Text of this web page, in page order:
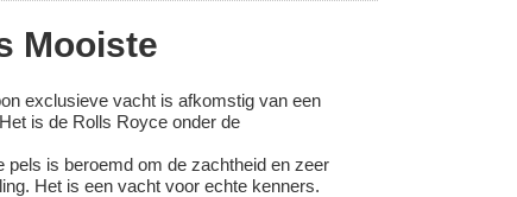
Mooiste
exclusieve vacht is afkomstig van een
is de Rolls Royce onder de
pels is beroemd om de zachtheid en zeer
Het is een vacht voor echte kenners.